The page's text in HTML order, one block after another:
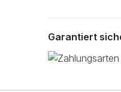
Garantiert